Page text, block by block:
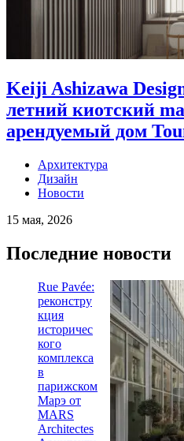
Keiji Ashizawa
летний киотский
арендуемый дом
Архитектура
Дизайн
Новости
15 мая, 2026
Последние новости
Rue Pavée:
реконстру
кция
историчес
кого
комплекса
в
парижском
Марэ от
MARS
Architectes